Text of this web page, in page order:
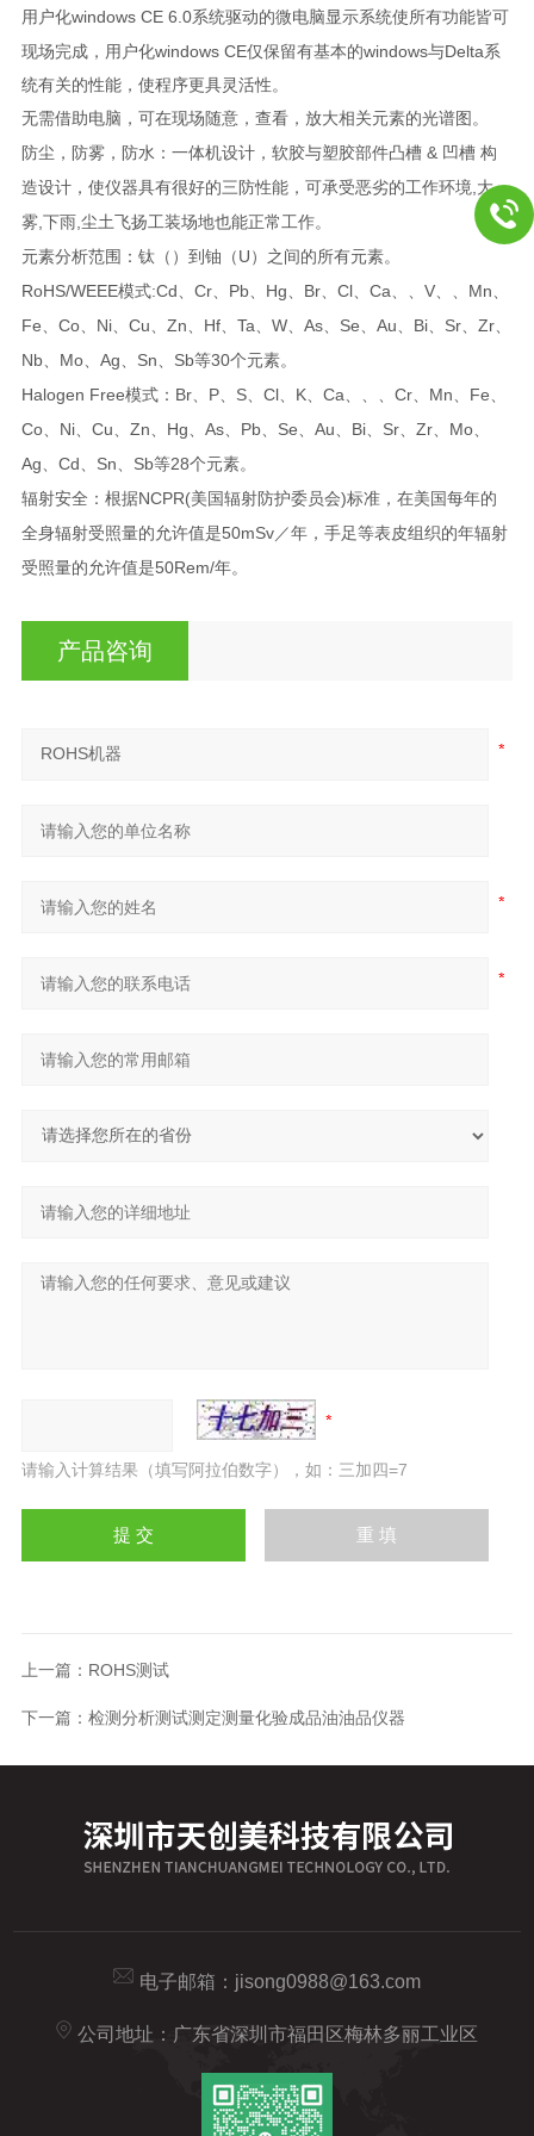
用户化windows CE 6.0系统驱动的微电脑显示系统使所有功能皆可
现场完成，用户化windows CE仅保留有基本的windows与Delta系
统有关的性能，使程序更具灵活性。
无需借助电脑，可在现场随意，查看，放大相关元素的光谱图。
防尘，防雾，防水：一体机设计，软胶与塑胶部件凸槽& 凹槽 构
造设计，使仪器具有很好的三防性能，可承受恶劣的工作环境 大
雾, 下雨, 尘土飞扬工装场地也能正常工作。
元素分析范围：钛（）到铀（ U ）之间的所有元素。
RoHS/WEEE模式:Cd Cr、 Pb、 Hg Br、 Cl、 Ca V、、 Mn
Fe Co、 Ni、 Cu Zn Hf、 Ta W、 As、 Se Au Bi、 Sr、 Zr、
Nb、 Mo、 Ag Sn Sb等30个元素。
Halogen Free模式： Br、 P、 S、 Cl、 K、 Ca Cr、 Mn Fe
Co、 Ni、 Cu Zn Hg As、 Pb、 Se Au Bi、 Sr、 Zr、 Mo、
Ag Cd Sn Sb等28个元素。
辐射安全：根据NCPR(美国辐射防护委员会)标准，在美国每年的
全身辐射受照量的允许值是50mSv／年，手足等表皮组织的年辐射
受照量的允许值是50Rem/年。
产品咨询
请输入计算结果（填写阿拉伯数字），如：三加四=7
上一篇： ROHS测试
下一篇： 检测分析测试测定测量化验成品油油品仪器
电子邮箱： jisong0988@163.com
公司地址：广东省深圳市福田区梅林多丽工业区